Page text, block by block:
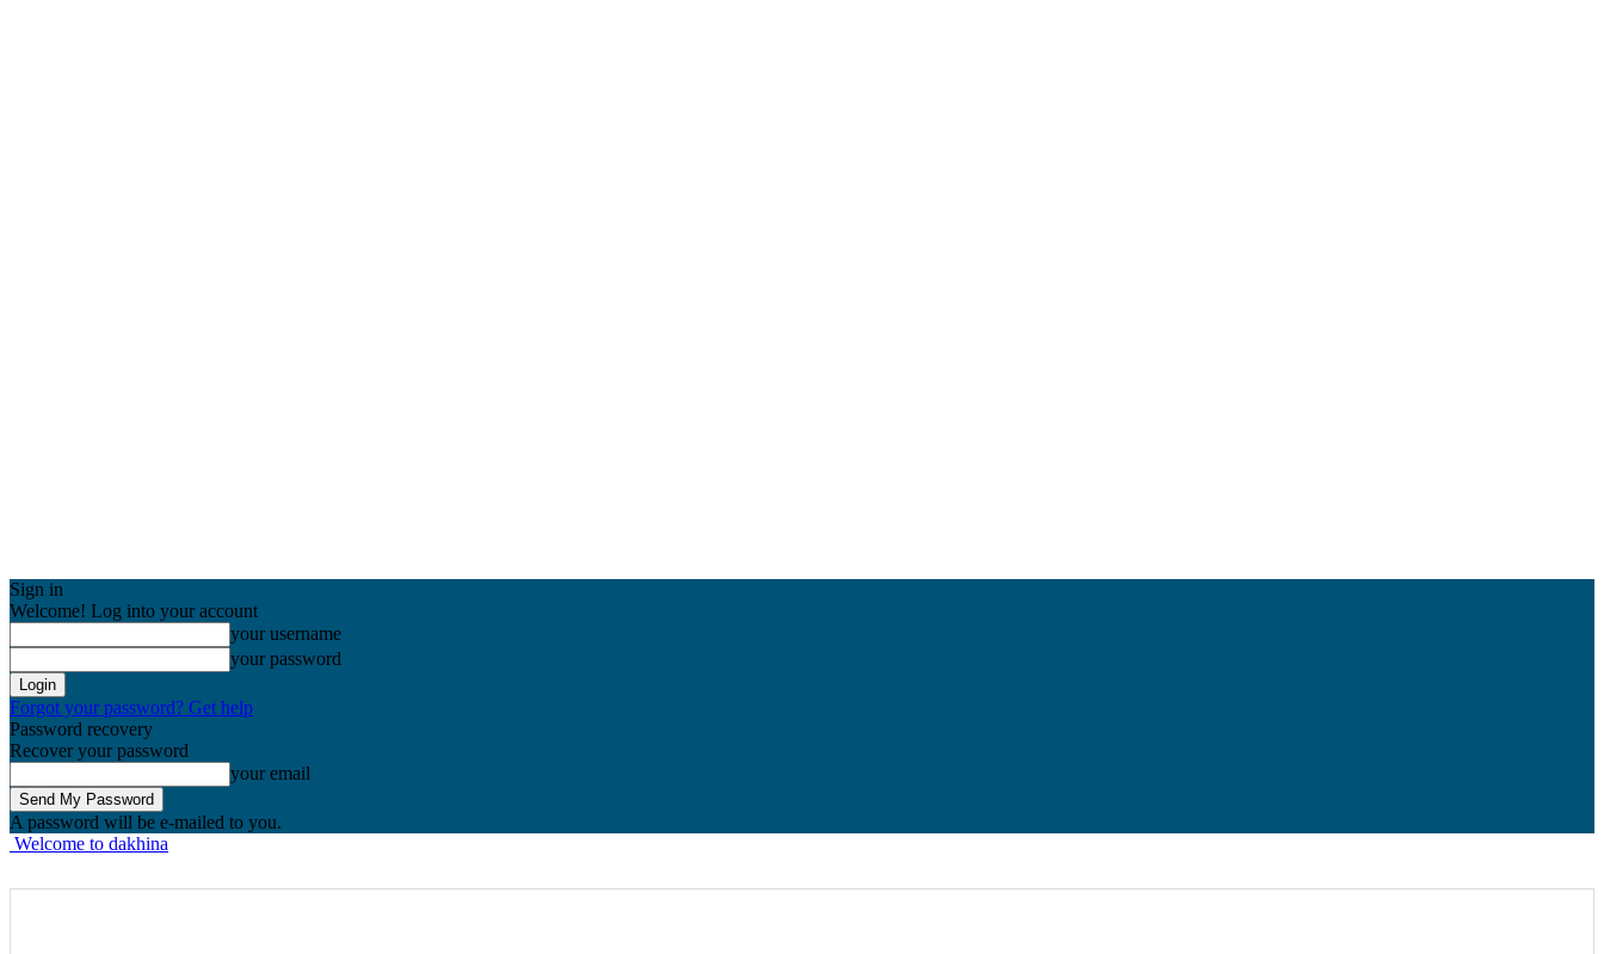
Sign in
Welcome! Log into your account
your username
your password
Forgot your password? Get help
Password recovery
Recover your password
your email
A password will be e-mailed to you.
Welcome to dakhina